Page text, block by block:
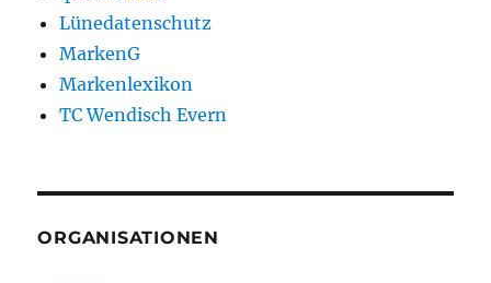
Lünedatenschutz
MarkenG
Markenlexikon
TC Wendisch Evern
ORGANISATIONEN